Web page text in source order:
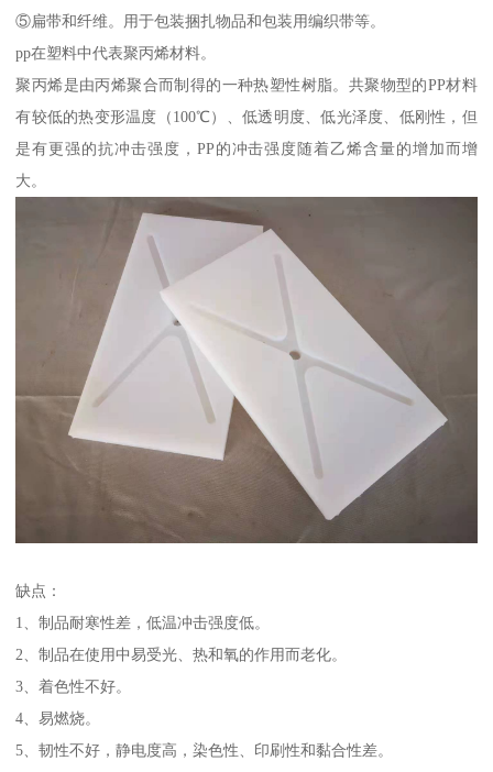
⑤扁带和纤维。用于包装捆扎物品和包装用编织带等。
pp在塑料中代表聚丙烯材料。
聚丙烯是由丙烯聚合而制得的一种热塑性树脂。共聚物型的PP材料
有较低的热变形温度（100℃）、低透明度、低光泽度、低刚性，但
是有更强的抗冲击强度，PP的冲击强度随着乙烯含量的增加而增
大。
缺点：
1、制品耐寒性差，低温冲击强度低。
2、制品在使用中易受光、热和氧的作用而老化。
3、着色性不好。
4、易燃烧。
5、韧性不好，静电度高，染色性、印刷性和黏合性差。